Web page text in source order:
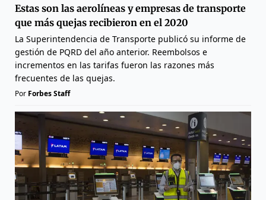
Estas son las aerolíneas y empresas de transporte
que más quejas recibieron en el 2020
La Superintendencia de Transporte publicó su informe de
gestión de PQRD del año anterior. Reembolsos e
incrementos en las tarifas fueron las razones más
frecuentes de las quejas.
Por Forbes Staff